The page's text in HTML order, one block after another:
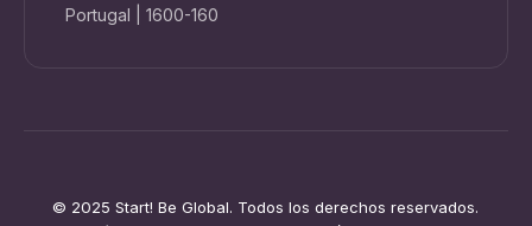
Portugal | 1600-160
© 2025 Start! Be Global. Todos los derechos reservados.